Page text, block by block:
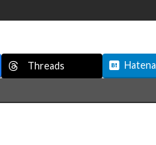
Threads Hatena